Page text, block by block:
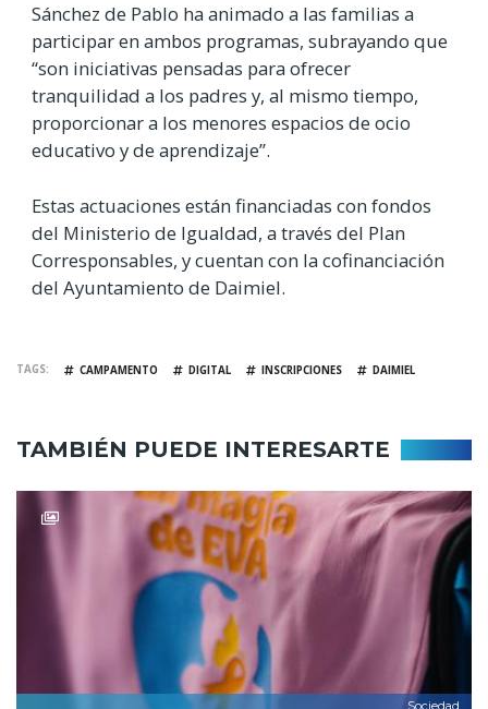
Sánchez de Pablo ha animado a las familias a
participar en ambos programas, subrayando que
“son iniciativas pensadas para ofrecer
tranquilidad a los padres y, al mismo tiempo,
proporcionar a los menores espacios de ocio
educativo y de aprendizaje”.
Estas actuaciones están financiadas con fondos
del Ministerio de Igualdad, a través del Plan
Corresponsables, y cuentan con la cofinanciación
del Ayuntamiento de Daimiel.
TAGS CAMPAMENTO DIGITAL INSCRIPCIONES DAIMIEL
TAMBIÉN PUEDE INTERESARTE